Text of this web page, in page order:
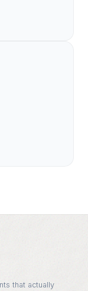
that actually